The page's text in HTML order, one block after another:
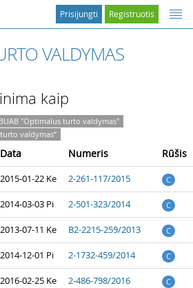
Registruotis
Prisijungti
VALDYMAS
kaip
BUAB "Optimalus turto valdymas"
valdymas“
Data Numeris Rūšis
2015-01-22 Ke 2-261-117/2015 C
2014-03-03 Pi 2-501-323/2014 C
2013-07-11 Ke B2-2215-259/2013 C
2014-12-01 Pi 2-1732-459/2014 C
2016-02-25 Ke 2-486-798/2016 C